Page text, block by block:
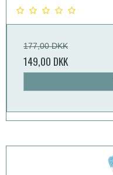
177,00 DKK
149,00 DKK